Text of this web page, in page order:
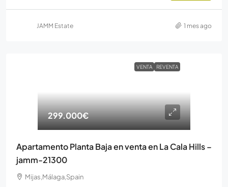
JAMM Estate 1 mes ago
VENTA REVENTA
299.000€
Apartamento Planta Baja en venta en La Cala Hills –
jamm-21300
Mijas,Málaga,Spain